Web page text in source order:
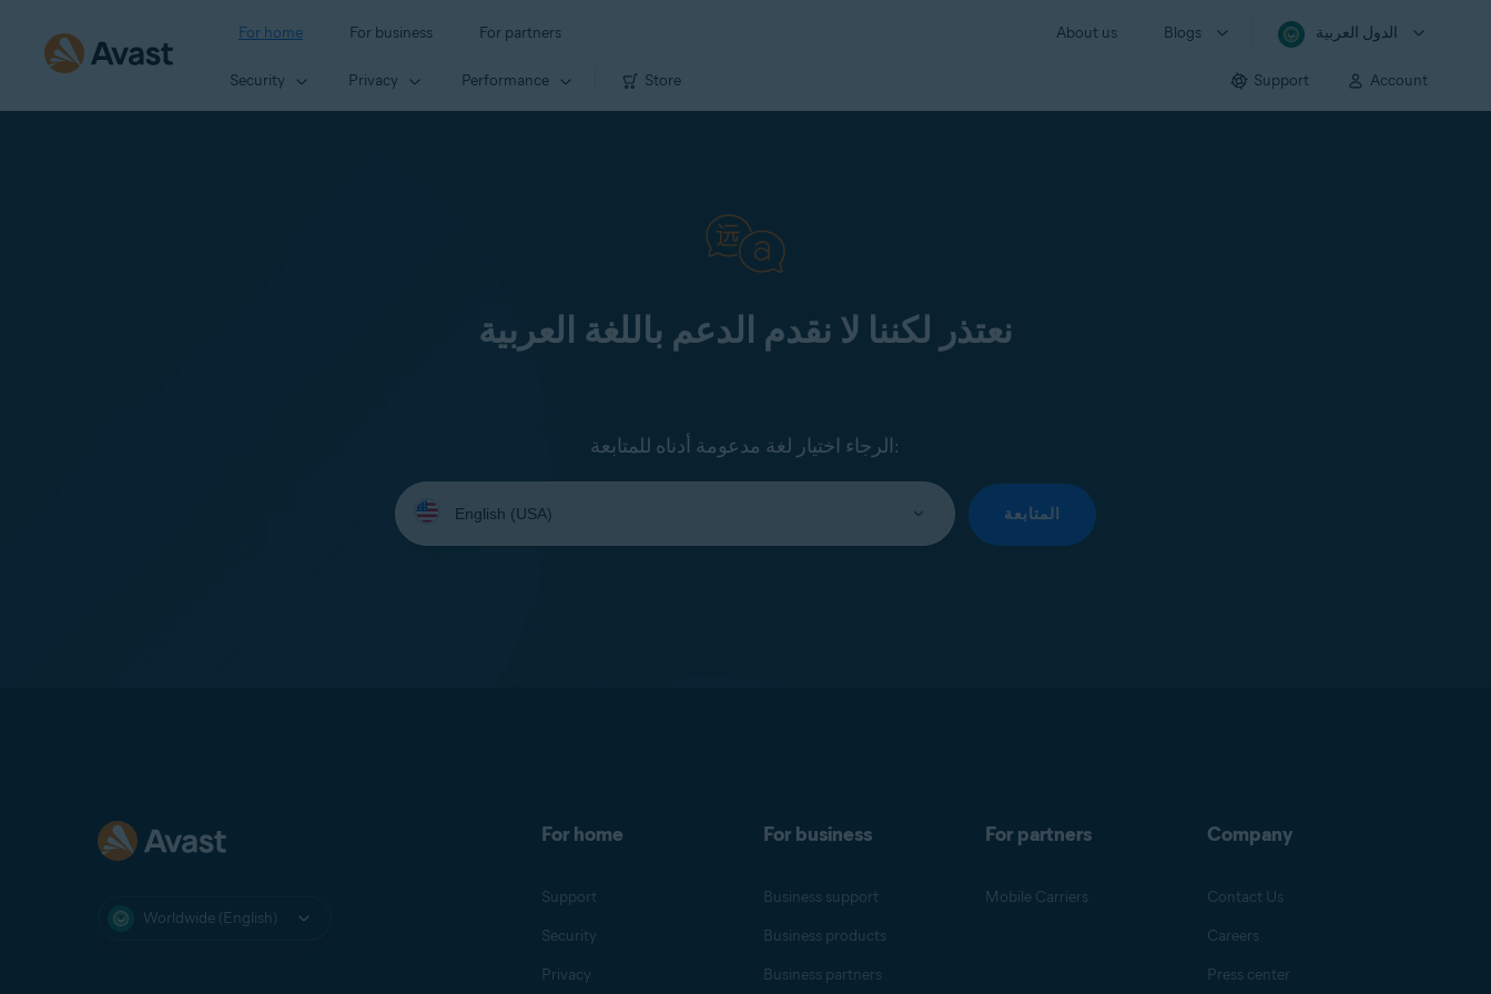
For home For business For partners About us Blogs الدول العربية
Security Privacy Performance Store Support Account
نعتذر لكننا لا نقدم الدعم باللغة العربية
الرجاء اختيار لغة مدعومة أدناه للمتابعة:
Select
your
language:
المتابعة
Worldwide (English)
For home
Support
Security
Privacy
For business
Business support
Business products
Business partners
For partners
Mobile Carriers
Company
Contact Us
Careers
Press center